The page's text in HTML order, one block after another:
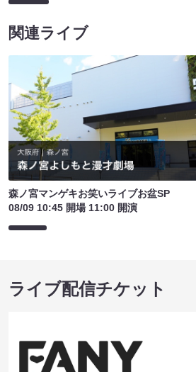
関連ライブ
森ノ宮マンゲキお笑いライブお盆SP
08/09 10:45 開場 11:00 開演
ライブ配信チケット